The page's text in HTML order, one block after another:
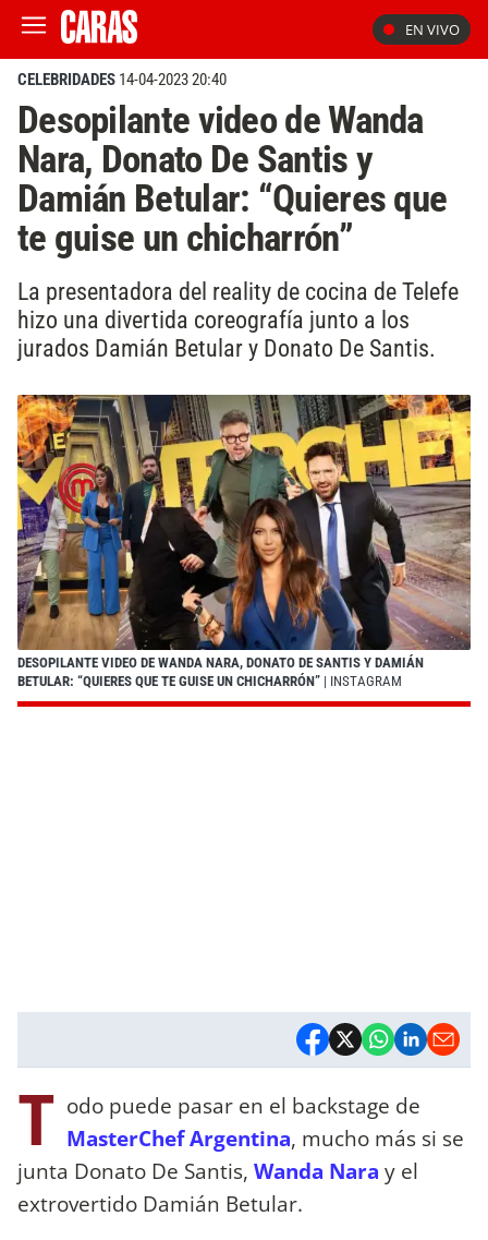
EN VIVO
CELEBRIDADES 14-04-2023 20:40
Desopilante video de Wanda
Nara, Donato De Santis y
Damián Betular: “Quieres que
te guise un chicharrón”
La presentadora del reality de cocina de Telefe
hizo una divertida coreografía junto a los
jurados Damián Betular y Donato De Santis.
DESOPILANTE VIDEO DE WANDA NARA, DONATO DE SANTIS Y DAMIÁN
BETULAR: “QUIERES QUE TE GUISE UN CHICHARRÓN” | INSTAGRAM
T odo puede pasar en el backstage de
MasterChef Argentina, mucho más si se
junta Donato De Santis, Wanda Nara y el
extrovertido Damián Betular.